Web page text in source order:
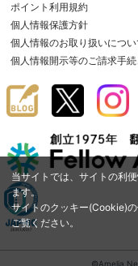
当サイトでは、サイトの利
ます。
サイトのクッキー(Cookie)
ご覧ください。
ポイント利用規約
個人情報保護方針
個人情報のお取り扱いについ
個人情報開示等のご請求手
©Amelia